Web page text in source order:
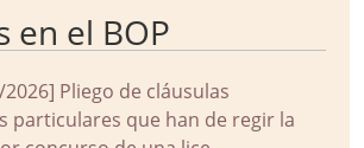
en el BOP
2026] Pliego de cláusulas
particulares que han de regir la